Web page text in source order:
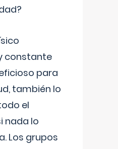
constante
para
también lo
el
nada lo
Los grupos